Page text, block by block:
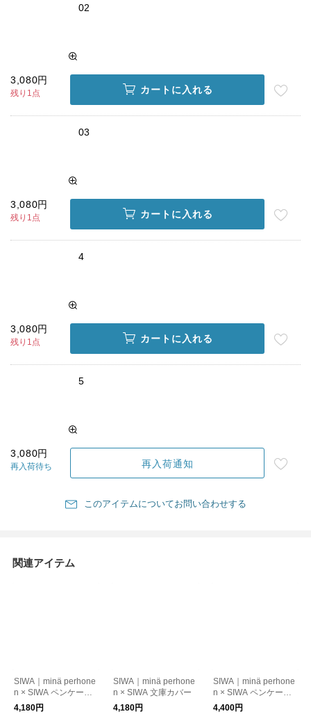
02
3,080円
残り1点 カートに入れる
03
3,080円
残り1点 カートに入れる
4
3,080円
残り1点 カートに入れる
5
3,080円
再入荷待ち 再入荷通知
このアイテムについてお問い合わせする
関連アイテム
SIWA｜minä perhone
n × SIWA ペンケース
M
4,180円
SIWA｜minä perhone
n × SIWA 文庫カバー
4,180円
SIWA｜minä perhone
n × SIWA ペンケース
L
4,400円